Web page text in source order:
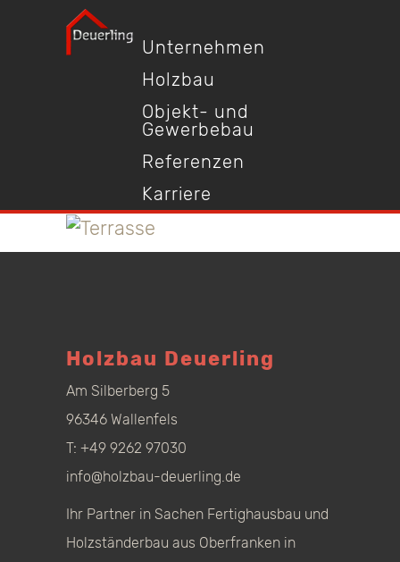
Unternehmen
Holzbau
Objekt- und
Gewerbebau
Referenzen
Karriere
Holzbau Deuerling
Am Silberberg 5
96346 Wallenfels
T: +49 9262 97030
info@holzbau-deuerling.de
Ihr Partner in Sachen Fertighausbau und
Holzständerbau aus Oberfranken in